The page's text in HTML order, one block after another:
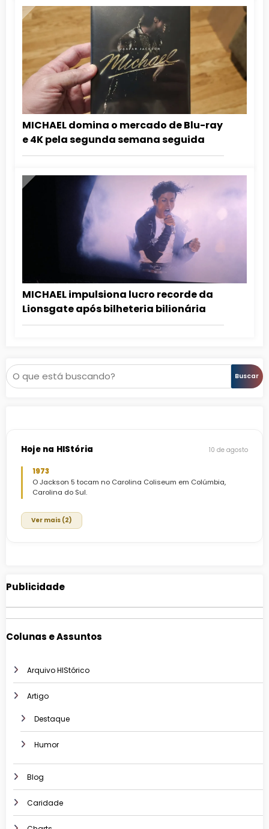
MICHAEL domina o mercado de Blu-ray
e 4K pela segunda semana seguida
MICHAEL impulsiona lucro recorde da
Lionsgate após bilheteria bilionária
Pesquisar Buscar
Hoje na HIStória 10 de agosto
1973
O Jackson 5 tocam no Carolina Coliseum em Colúmbia,
Carolina do Sul.
Ver mais (2)
Publicidade
Colunas e Assuntos
Arquivo HIStórico
Artigo
Destaque
Humor
Blog
Caridade